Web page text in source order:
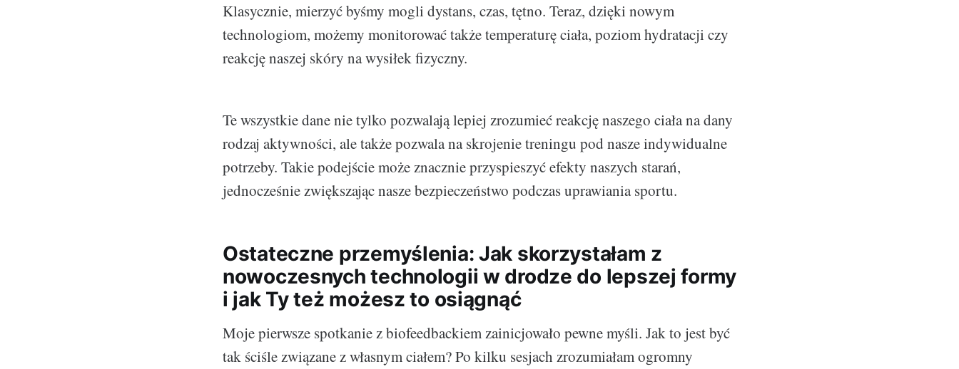
Klasycznie, mierzyć byśmy mogli dystans, czas, tętno. Teraz, dzięki nowym
technologiom, możemy monitorować także temperaturę ciała, poziom hydratacji czy
reakcję naszej skóry na wysiłek fizyczny.
Te wszystkie dane nie tylko pozwalają lepiej zrozumieć reakcję naszego ciała na dany
rodzaj aktywności, ale także pozwala na skrojenie treningu pod nasze indywidualne
potrzeby. Takie podejście może znacznie przyspieszyć efekty naszych starań,
jednocześnie zwiększając nasze bezpieczeństwo podczas uprawiania sportu.
Ostateczne przemyślenia: Jak skorzystałam z
nowoczesnych technologii w drodze do lepszej formy
i jak Ty też możesz to osiągnąć
Moje pierwsze spotkanie z biofeedbackiem zainicjowało pewne myśli. Jak to jest być
tak ściśle związane z własnym ciałem? Po kilku sesjach zrozumiałam ogromny